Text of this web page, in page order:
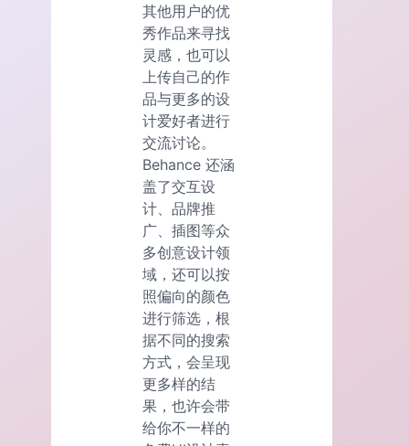
其他用户的优
秀作品来寻找
灵感，也可以
上传自己的作
品与更多的设
计爱好者进行
交流讨论。
Behance 还涵
盖了交互设
计、品牌推
广、插图等众
多创意设计领
域，还可以按
照偏向的颜色
进行筛选，根
据不同的搜索
方式，会呈现
更多样的结
果，也许会带
给你不一样的